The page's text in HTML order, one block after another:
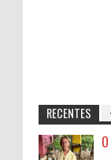
RECENTES